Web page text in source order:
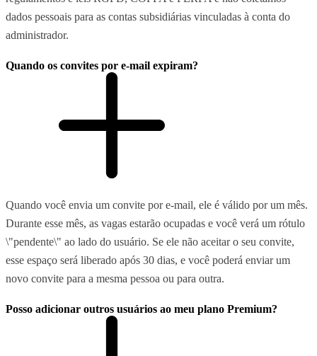
dados pessoais para as contas subsidiárias vinculadas à conta do
administrador.
Quando os convites por e-mail expiram?
Quando você envia um convite por e-mail, ele é válido por um mês.
Durante esse mês, as vagas estarão ocupadas e você verá um rótulo
\"pendente\" ao lado do usuário. Se ele não aceitar o seu convite,
esse espaço será liberado após 30 dias, e você poderá enviar um
novo convite para a mesma pessoa ou para outra.
Posso adicionar outros usuários ao meu plano Premium?